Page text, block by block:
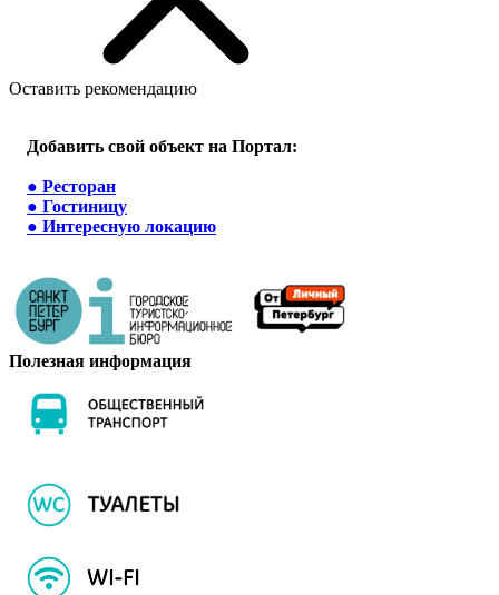
Оставить рекомендацию
Добавить свой объект на Портал:
● Ресторан
● Гостиницу
● Интересную локацию
Полезная информация